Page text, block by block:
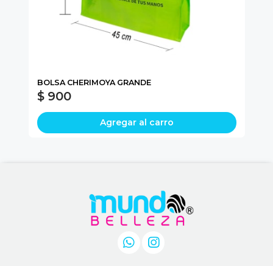
BOLSA CHERIMOYA GRANDE
$ 900
Agregar al carro